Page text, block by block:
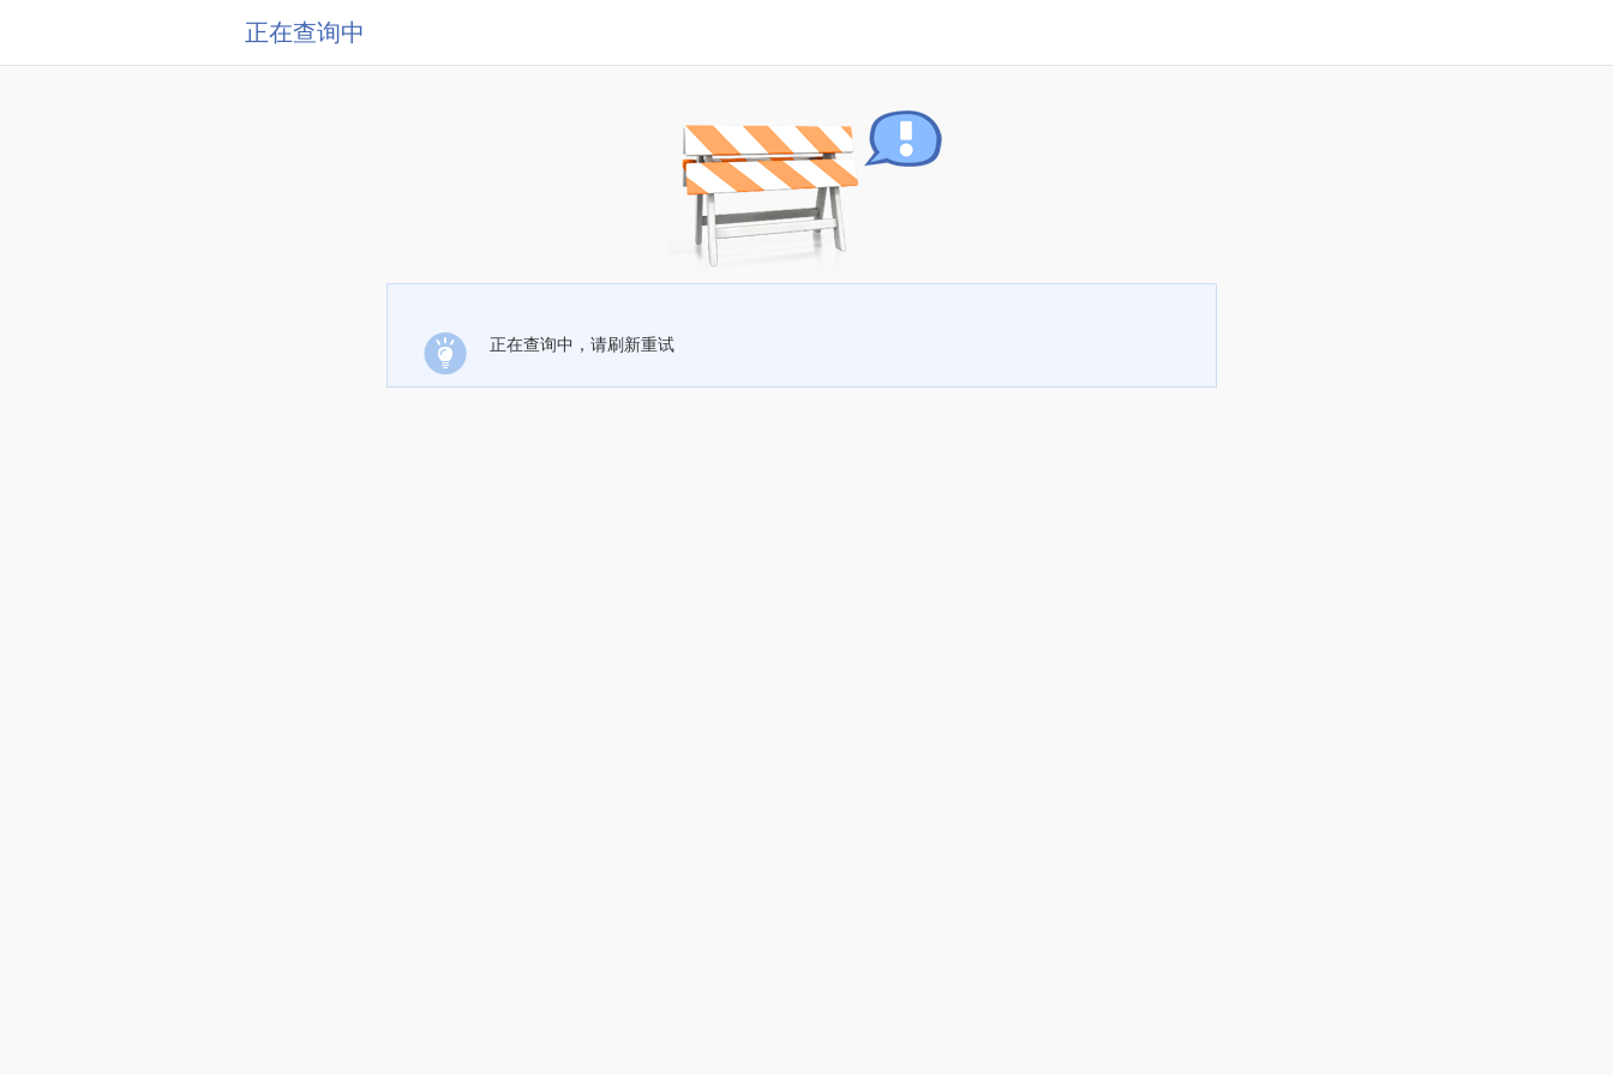
正在查询中
正在查询中，请刷新重试